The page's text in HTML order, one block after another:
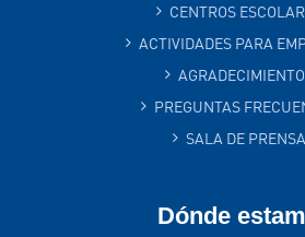
CENTROS
ACTIVIDADES PARA
PREGUNTAS
SALA DE PRENSA
Dónde